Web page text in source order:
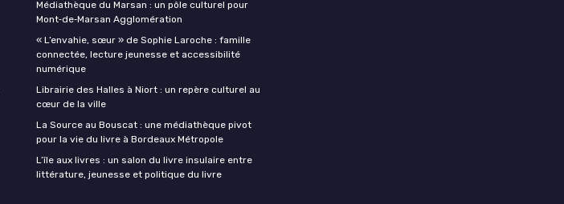
Médiathèque du Marsan : un pôle culturel pour
Mont‑de‑Marsan Agglomération
« L’envahie, sœur » de Sophie Laroche : famille
connectée, lecture jeunesse et accessibilité
numérique
Librairie des Halles à Niort : un repère culturel au
cœur de la ville
La Source au Bouscat : une médiathèque pivot
pour la vie du livre à Bordeaux Métropole
L’île aux livres : un salon du livre insulaire entre
littérature, jeunesse et politique du livre